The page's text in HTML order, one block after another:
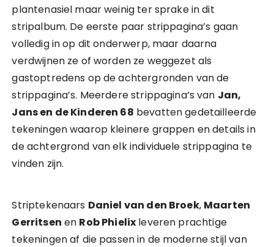
plantenasiel maar weinig ter sprake in dit
stripalbum. De eerste paar strippagina’s gaan
volledig in op dit onderwerp, maar daarna
verdwijnen ze of worden ze weggezet als
gastoptredens op de achtergronden van de
strippagina’s. Meerdere strippagina’s van Jan,
Jans en de Kinderen 68 bevatten gedetailleerde
tekeningen waarop kleinere grappen en details in
de achtergrond van elk individuele strippagina te
vinden zijn.
Striptekenaars Daniel van den Broek, Maarten
Gerritsen en Rob Phielix leveren prachtige
tekeningen af die passen in de moderne stijl van